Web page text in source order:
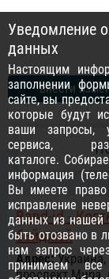
внести
Band-id -
бейджей
Адрес:
проспект Мира,
Уведомление
данных
Настоящим
заполнении
сайте, вы
которые будут
ваши запросы,
сервиса,
каталоге.
информация
Вы имеете
исправление
данных из нашей
быть отозвано в
нам запрос
принимаем